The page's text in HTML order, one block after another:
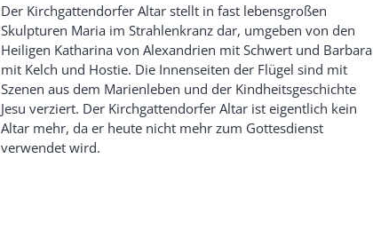
Der Kirchgattendorfer Altar stellt in fast lebensgroßen
Skulpturen Maria im Strahlenkranz dar, umgeben von den
Heiligen Katharina von Alexandrien mit Schwert und Barbara
mit Kelch und Hostie. Die Innenseiten der Flügel sind mit
Szenen aus dem Marienleben und der Kindheitsgeschichte
Jesu verziert. Der Kirchgattendorfer Altar ist eigentlich kein
Altar mehr, da er heute nicht mehr zum Gottesdienst
verwendet wird.